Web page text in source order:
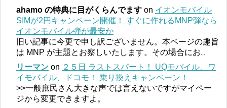
ahamo の特典に目がくらんでます on イオンモバイル
SIMが2円キャンペーン開催！ すぐに作れるMNP弾なら
イオンモバイル弾が最安か
旧い記事に今更で申し訳ございません。本ページの趣旨
は MNP が主題とお察しいたします。その場合にお
リーマン on ２５日 ラストスパート！ UQモバイル、ワ
イモバイル、ドコモ！ 乗り換えキャンペーン！
>>一般庶民さん大きな声では言えないですがマイペー
ジから変更できますよ。